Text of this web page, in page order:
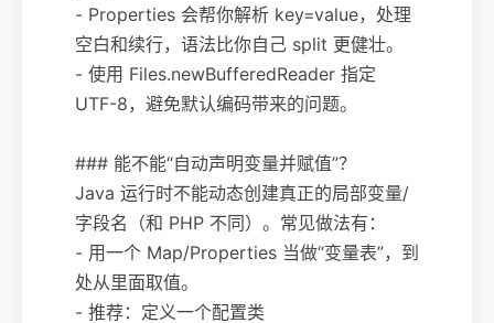
- Properties 会帮你解析 key=value，处理
空白和续行，语法比你自己 split 更健壮。
- 使用 Files.newBufferedReader 指定
UTF-8，避免默认编码带来的问题。
### 能不能“自动声明变量并赋值”？
Java 运行时不能动态创建真正的局部变量/
字段名（和 PHP 不同）。常见做法有：
- 用一个 Map/Properties 当做“变量表”，到
处从里面取值。
- 推荐：定义一个配置类